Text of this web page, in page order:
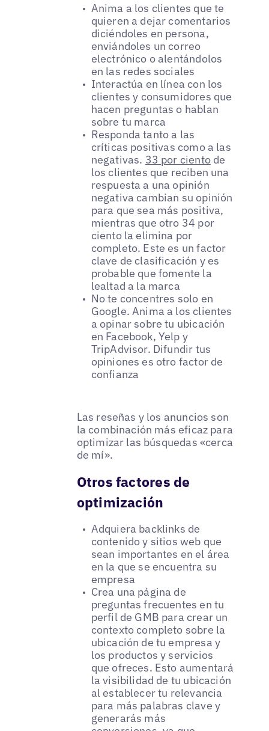
Anima a los clientes que te
quieren a dejar comentarios
diciéndoles en persona,
enviándoles un correo
electrónico o alentándolos
en las redes sociales
Interactúa en línea con los
clientes y consumidores que
hacen preguntas o hablan
sobre tu marca
Responda tanto a las
críticas positivas como a las
negativas. 33 por cientode
los clientes que reciben una
respuesta a una opinión
negativa cambian su opinión
para que sea más positiva,
mientras que otro 34 por
ciento la elimina por
completo. Este es un factor
clave de clasificación y es
probable que fomente la
lealtad a la marca
No te concentres solo en
Google. Anima a los clientes
a opinar sobre tu ubicación
en Facebook, Yelp y
TripAdvisor. Difundir tus
opiniones es otro factor de
confianza
Las reseñas y los anuncios son
la combinación más eficaz para
optimizar las búsquedas «cerca
de mí».
Otros factores de
optimización
Adquiera backlinks de
contenido y sitios web que
sean importantes en el área
en la que se encuentra su
empresa
Crea una página de
preguntas frecuentes en tu
perfil de GMB para crear un
contexto completo sobre la
ubicación de tu empresa y
los productos y servicios
que ofreces. Esto aumentará
la visibilidad de tu ubicación
al establecer tu relevancia
para más palabras clave y
generarás más